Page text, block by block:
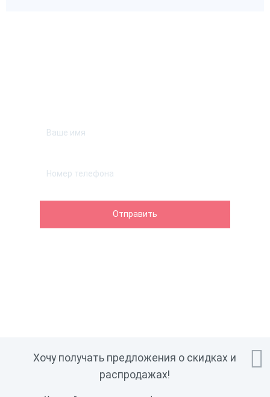

Хочу получать предложения о скидках и
распродажах!